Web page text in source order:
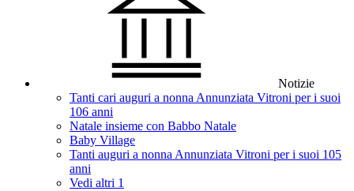
Notizie
Tanti cari auguri a nonna Annunziata Vitroni per i suoi
106 anni
Natale insieme con Babbo Natale
Baby Village
Tanti auguri a nonna Annunziata Vitroni per i suoi 105
anni
Vedi altri 1